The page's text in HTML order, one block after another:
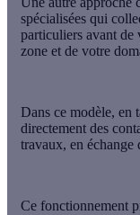
spécialisées qui
particuliers avant de
zone et de votre
Dans ce modèle, en
directement des
travaux, en échange
Ce fonctionnement